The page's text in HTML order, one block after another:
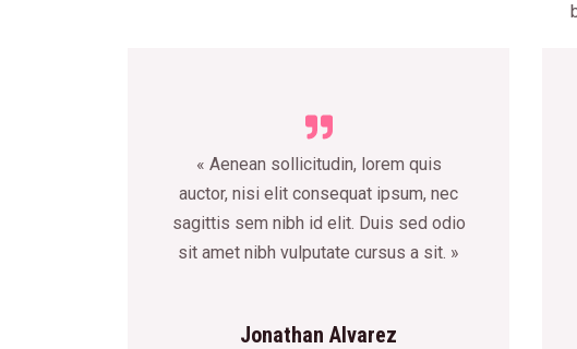
« Aenean sollicitudin, lorem quis
auctor, nisi elit consequat ipsum, nec
sagittis sem nibh id elit. Duis sed odio
sit amet nibh vulputate cursus a sit. »
Jonathan Alvarez